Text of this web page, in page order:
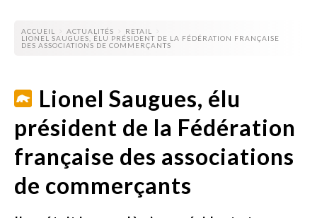
ACCUEIL ACTUALITÉS
RETAIL
LIONEL SAUGUES, ÉLU PRÉSIDENT DE LA FÉDÉRATION FRANÇAISE
DES ASSOCIATIONS DE COMMERÇANTS
Lionel Saugues, élu
président de la Fédération
française des associations
de commerçants